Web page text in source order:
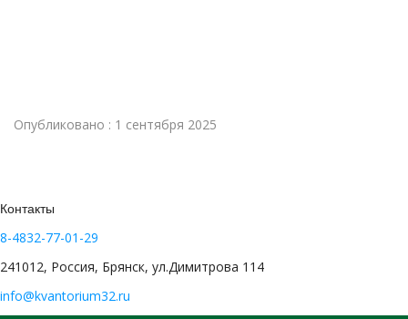
Опубликовано : 1 сентября 2025
Контакты
8-4832-77-01-29
241012, Россия, Брянск, ул.Димитрова 114
info@kvantorium32.ru